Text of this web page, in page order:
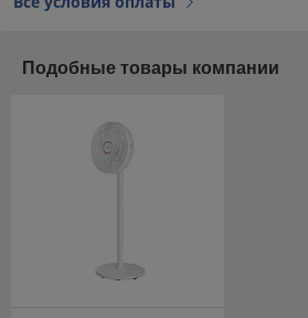
Подобные товары компании